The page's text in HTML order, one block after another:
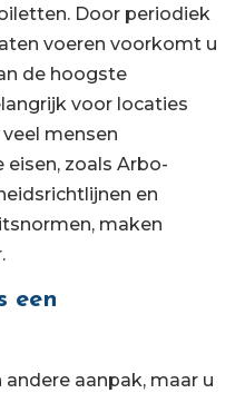
Door periodiek
voeren voorkomt u
de hoogste
voor locaties
mensen
zoals Arbo-
en
maken
een
aanpak, maar u